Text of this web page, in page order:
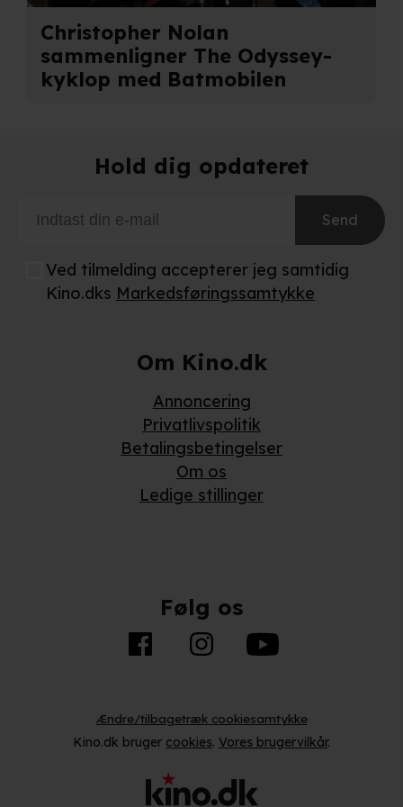
Christopher Nolan
sammenligner The Odyssey-
kyklop med Batmobilen
Hold dig opdateret
Send
Ved tilmelding accepterer jeg samtidig
Kino.dks Markedsføringssamtykke
Om Kino.dk
Annoncering
Privatlivspolitik
Betalingsbetingelser
Om os
Ledige stillinger
Følg os
Ændre/tilbagetræk cookiesamtykke
Kino.dk bruger cookies. Vores brugervilkår.